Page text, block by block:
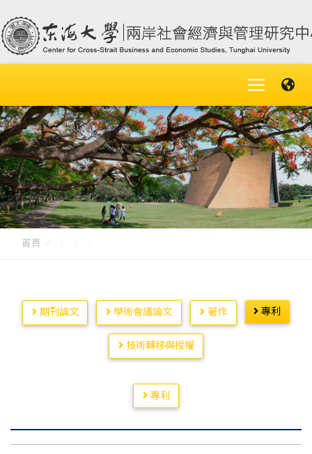
首頁
期刊論文 學術會議論文 著作 專利
技術轉移與授權
專利